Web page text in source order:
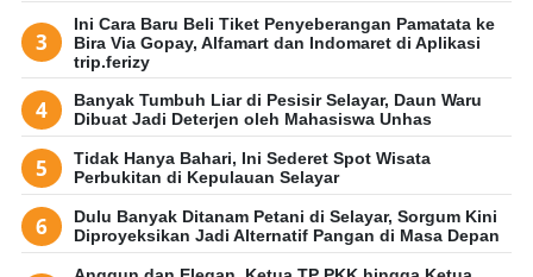
Ini Cara Baru Beli Tiket Penyeberangan Pamatata ke
Bira Via Gopay, Alfamart dan Indomaret di Aplikasi
trip.ferizy
Banyak Tumbuh Liar di Pesisir Selayar, Daun Waru
Dibuat Jadi Deterjen oleh Mahasiswa Unhas
Tidak Hanya Bahari, Ini Sederet Spot Wisata
Perbukitan di Kepulauan Selayar
Dulu Banyak Ditanam Petani di Selayar, Sorgum Kini
Diproyeksikan Jadi Alternatif Pangan di Masa Depan